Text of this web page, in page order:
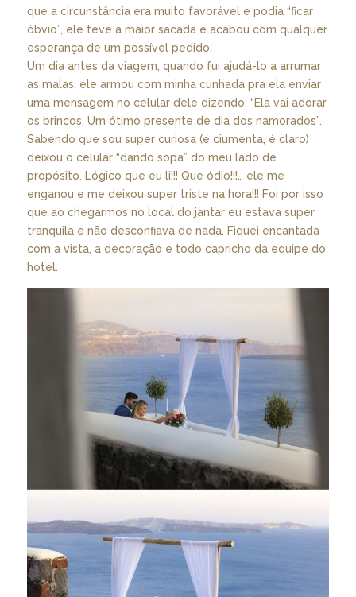
que a circunstância era muito favorável e podia “ficar
óbvio”, ele teve a maior sacada e acabou com qualquer
esperança de um possível pedido:
Um dia antes da viagem, quando fui ajudá-lo a arrumar
as malas, ele armou com minha cunhada pra ela enviar
uma mensagem no celular dele dizendo: “Ela vai adorar
os brincos. Um ótimo presente de dia dos namorados”.
Sabendo que sou super curiosa (e ciumenta, é claro)
deixou o celular “dando sopa” do meu lado de
propósito. Lógico que eu li!!! Que ódio!!!… ele me
enganou e me deixou super triste na hora!!! Foi por isso
que ao chegarmos no local do jantar eu estava super
tranquila e não desconfiava de nada. Fiquei encantada
com a vista, a decoração e todo capricho da equipe do
hotel.